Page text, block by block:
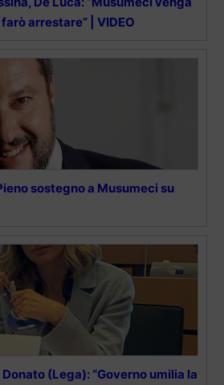
arrestare” | VIDEO
sostegno a Musumeci su
(Lega): “Governo umilia la